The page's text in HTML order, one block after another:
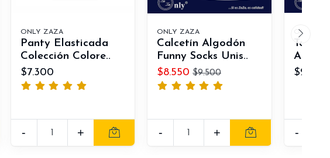
ONLY ZAZA
Panty Elasticada
Colección Colore..
$7.300
- +
ONLY ZAZA
Calcetín Algodón
Funny Socks Unis..
$8.550 $9.500
- +
ONLY
-